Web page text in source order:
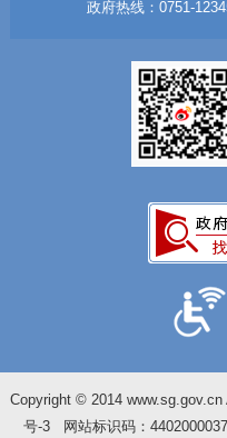
政府热线：0751-
Copyright © 2014
号-3网站标识码：